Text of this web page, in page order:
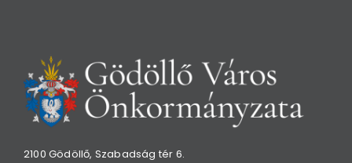
2100 Gödöllő, Szabadság tér 6.